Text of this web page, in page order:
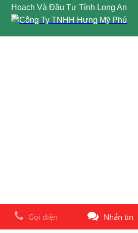
Hoạch Và Đầu Tư Tỉnh Long An
Gọi điện Nhắn tin